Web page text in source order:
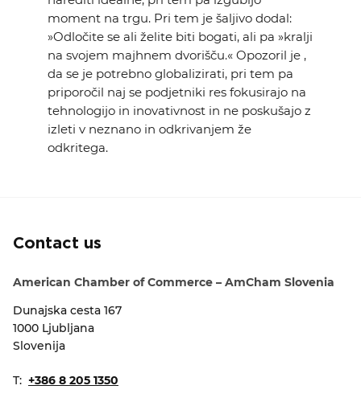
moment na trgu. Pri tem je šaljivo dodal:
»Odločite se ali želite biti bogati, ali pa »kralji
na svojem majhnem dvorišču.« Opozoril je ,
da se je potrebno globalizirati, pri tem pa
priporočil naj se podjetniki res fokusirajo na
tehnologijo in inovativnost in ne poskušajo z
izleti v neznano in odkrivanjem že
odkritega.
Contact us
American Chamber of Commerce – AmCham Slovenia
Dunajska cesta 167
1000 Ljubljana
Slovenija
T: +386 8 205 1350